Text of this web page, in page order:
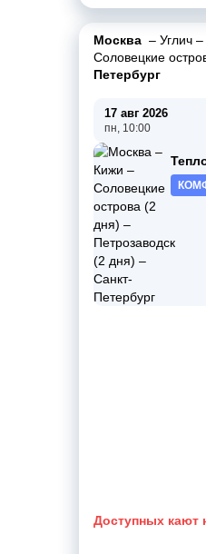
Москва – Углич –
Соловецкие
Петербург
17 авг 2026
пн, 10:00
Доступных кают